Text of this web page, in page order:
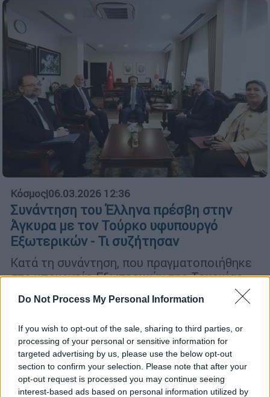
Do Not Process My Personal Information
If you wish to opt-out of the sale, sharing to third parties, or
processing of your personal or sensitive information for
targeted advertising by us, please use the below opt-out
section to confirm your selection. Please note that after your
opt-out request is processed you may continue seeing
interest-based ads based on personal information utilized by
Κόσμος|06.03.2026 12:36
Συνάντηση του Έλληνα πρέσβη στην
Άγκυρα με τον Τούρκο υφυπουργό
Εξωτερικών - Τι συζήτησαν
Κατά τη συνάντηση, που πραγματοποιήθηκε
στο υπουργείο Εξωτερικών της Τουρκίας
συζητήθηκαν ζητήματα διμερών σχέσεων